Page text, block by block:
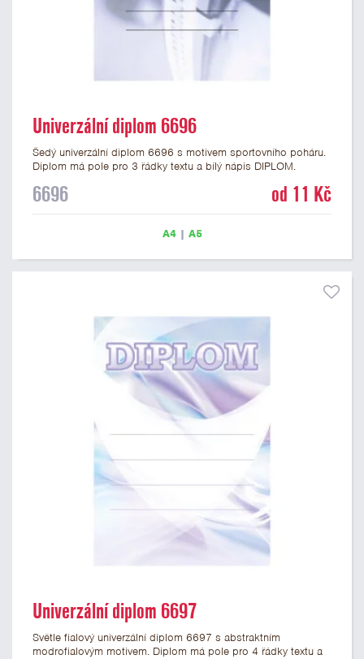
Univerzální diplom 6696
Šedý univerzální diplom 6696 s motivem sportovního poháru.
Diplom má pole pro 3 řádky textu a bílý nápis DIPLOM.
univerzální diplom je vhodný pro většinu soutěží, ke kterým by
6696 od 11 Kč
A4| A5
Univerzální diplom 6697
Světle fialový univerzální diplom 6697 s abstraktním
modrofialovým motivem. Diplom má pole pro 4 řádky textu a